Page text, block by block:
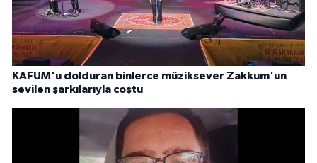
KAFUM'u dolduran binlerce müziksever Zakkum'un
sevilen şarkılarıyla coştu